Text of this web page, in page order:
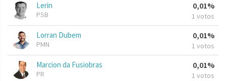
Lerin
PSB
0,01%
1 votos
Lorran Dubem
PMN
0,01%
1 votos
Marcion da Fusiobras
PR
0,01%
1 votos